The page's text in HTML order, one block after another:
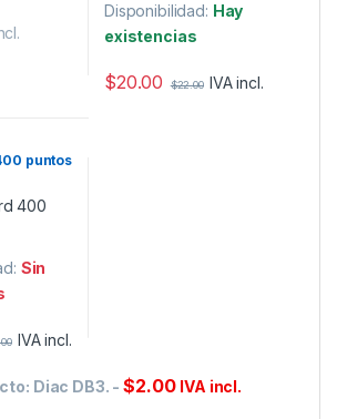
Disponibilidad: Hay
existencias
$20.00 $22.00 IVA incl.
puntos
Sin
IVA incl.
Diac DB3. -$2.00 IVA incl.